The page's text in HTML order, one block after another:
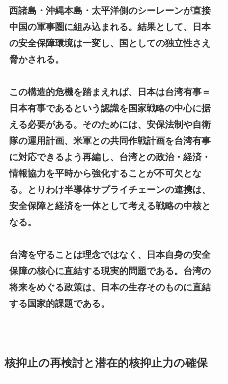
西諸島・沖縄本島・太平洋側のシーレーンが直接
中国の軍事圏に組み込まれる。結果として、日本
の安全保障環境は一変し、国としての独立性さえ
脅かされる。
この構造的危機を踏まえれば、日本は台湾有事＝
日本有事であるという認識を国家戦略の中心に据
える必要がある。そのためには、安保法制や自衛
隊の運用計画、米軍との共同作戦計画を台湾有事
に対応できるよう再編し、台湾との政治・経済・
情報協力を平時から強化することが不可欠とな
る。とりわけ半導体サプライチェーンの連携は、
安全保障と経済を一体として考える戦略の中核と
なる。
台湾を守ることは理念ではなく、日本自身の安全
保障の核心に直結する現実的問題である。台湾の
将来をめぐる政策は、日本の生存そのものに直結
する国家的課題である。
核抑止の再検討と潜在的核抑止力の確保